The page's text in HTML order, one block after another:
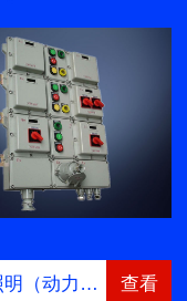
明（动力… 查看